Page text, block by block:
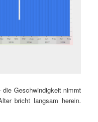
Geschwindigkeit nimmt
bricht langsam herein.